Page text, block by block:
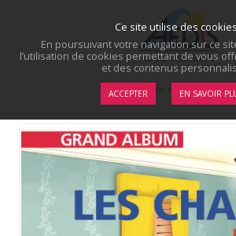
Ce site utilise des cookies
En poursuivant votre navigation sur ce
l’utilisation de cookies permettant de vous
et des contenus
ACCEPTER EN SAVOIR